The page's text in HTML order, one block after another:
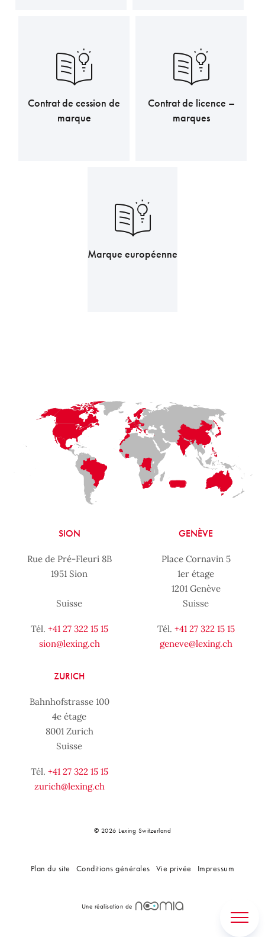
Contrat de cession de
marque
1.077,00CHF
Contrat de licence –
marques
1.077,00 CHF
Marque européenne
3.769,50CHF
SION
Rue de Pré-Fleuri 8B
1951 Sion
Suisse
Tél. +41 27 322 15 15
sion@lexing.ch
GENÈVE
Place Cornavin 5
1er étage
1201 Genève
Suisse
Tél. +41 27 322 15 15
geneve@lexing.ch
ZURICH
Bahnhofstrasse 100
4e étage
8001 Zurich
Suisse
Tél. +41 27 322 15 15
zurich@lexing.ch
© 2026 Lexing Switzerland
Plan du site Conditions générales Vie privée Impressum
Une réalisation de